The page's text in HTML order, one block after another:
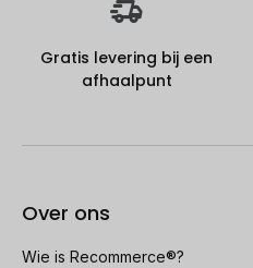
Gratis levering bij een
afhaalpunt
Over ons
Wie is Recommerce®?